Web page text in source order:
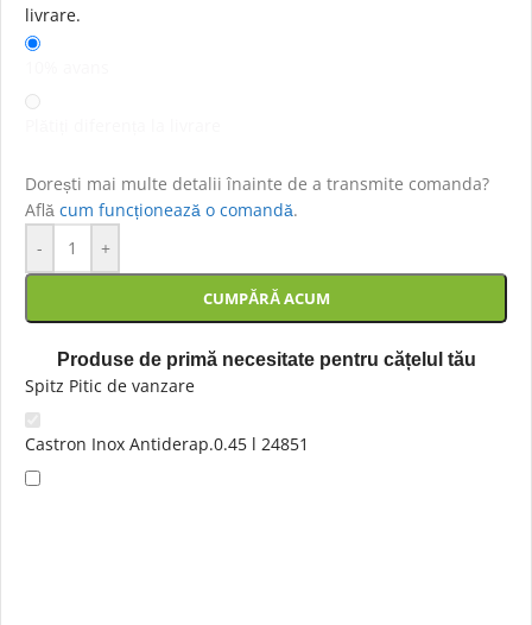
livrare.
Dorești mai multe detalii înainte de a transmite comanda?
Află cum funcționează o comandă.
-
+
CUMPĂRĂ ACUM
Produse de primă necesitate pentru cățelul tău
Spitz Pitic de vanzare
Castron Inox Antiderap.0.45 l 24851